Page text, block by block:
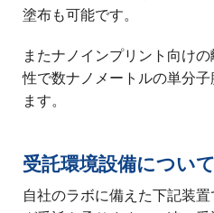
塗布も可能です。
またナノインプリント向け
性で数ナノメートルの単分
ます。
受託環境設備について
自社のラボに備えた下記装